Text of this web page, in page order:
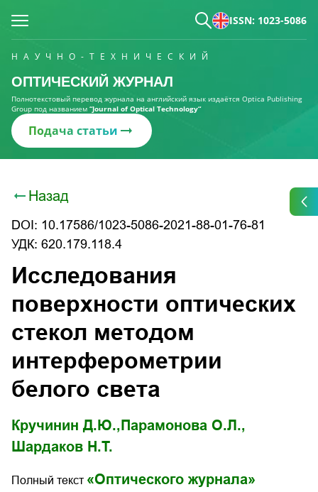
ISSN: 1023-5086
НАУЧНО-ТЕХНИЧЕСКИЙ
ОПТИЧЕСКИЙ ЖУРНАЛ
Полнотекстовый перевод журнала на английский язык издаётся Optica Publishing
Group под названием “Journal of Optical Technology“
Подача статьи
Назад
DOI: 10.17586/1023-5086-2021-88-01-76-81
УДК: 620.179.118.4
Исследования
поверхности оптических
стекол методом
интерферометрии
белого света
Кручинин Д.Ю., Парамонова О.Л.,
Шардаков Н.Т.
Полный текст «Оптического журнала»